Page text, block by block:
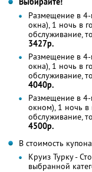
Размещение в 4-
окна), 1 ночь в
обслуживание,
3427р.
Размещение в 4-
окна), 1 ночь в
обслуживание,
4040р.
Размещение в
окном), 1 ночь в
обслуживание,
4500р.
В стоимость
Круиз Турку -
выбранной